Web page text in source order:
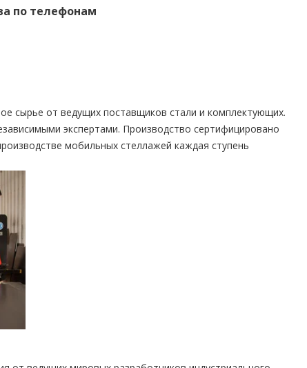
по телефонам
сырье от ведущих поставщиков стали и комплектующих.
экспертами. Производство сертифицировано
мобильных стеллажей каждая ступень